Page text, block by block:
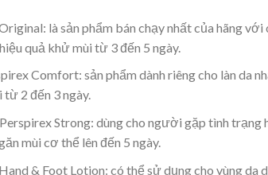
là sản phẩm bán chạy nhất của hãng
quả khử mùi từ 3 đến 5 ngày.
Comfort: sản phẩm dành riêng cho làn da
2 đến 3 ngày.
Strong: dùng cho người gặp tình
mùi cơ thể lên đến 5 ngày.
& Foot Lotion: có thể sử dụng cho vùng da